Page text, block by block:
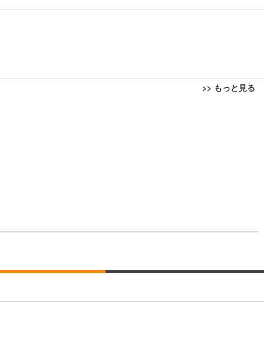
>> もっと見る
面昇降 強化ナイロン樹脂ベース 通気性メッシュ 在宅ワーク H-WY01
跳ね上げ式アームレスト 3Dヘッドレスト ハンガー付き 高反発クッ
整 スイベル VESA対応 ComfortView ビジネス向け
1) (ケース販売)